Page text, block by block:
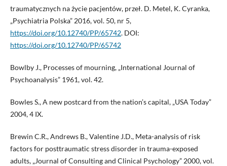
traumatycznych na życie pacjentów, przeł. D. Metel, K. Cyranka,
„Psychiatria Polska” 2016, vol. 50, nr 5,
https://doi.org/10.12740/PP/65742. DOI:
https://doi.org/10.12740/PP/65742
Bowlby J., Processes of mourning, „International Journal of
Psychoanalysis” 1961, vol. 42.
Bowles S., A new postcard from the nation’s capital, „USA Today”
2004, 4 IX.
Brewin C.R., Andrews B., Valentine J.D., Meta-analysis of risk
factors for posttraumatic stress disorder in trauma-exposed
adults, „Journal of Consulting and Clinical Psychology” 2000, vol.